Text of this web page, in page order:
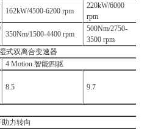
162kW/4500-6200 rpm
220kW/6000
rpm
350Nm/1500-4400 rpm
500Nm/2750-
3500 rpm
式双离合变速器
4 Motion 智能四驱
8.5 9.7
力转向